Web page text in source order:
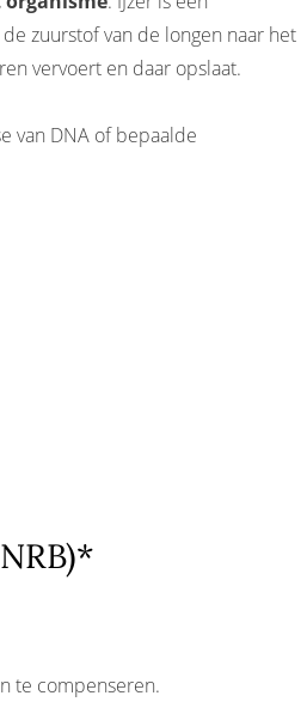
zuurstof van de longen naar het
vervoert en daar opslaat.
van DNA of bepaalde
te compenseren.